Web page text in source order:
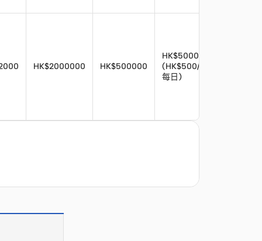
HK$2000000 HK$500000
HK$5000
(HK$500/
每日)